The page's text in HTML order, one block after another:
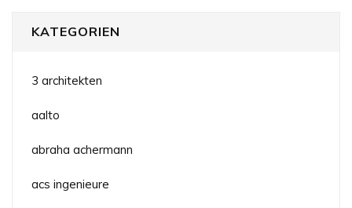
KATEGORIEN
3 architekten
aalto
abraha achermann
acs ingenieure